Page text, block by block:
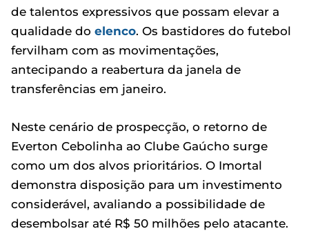
de talentos expressivos que possam elevar a
qualidade do elenco. Os bastidores do futebol
fervilham com as movimentações,
antecipando a reabertura da janela de
transferências em janeiro.
Neste cenário de prospecção, o retorno de
Everton Cebolinha ao Clube Gaúcho surge
como um dos alvos prioritários. O Imortal
demonstra disposição para um investimento
considerável, avaliando a possibilidade de
desembolsar até R$ 50 milhões pelo atacante.